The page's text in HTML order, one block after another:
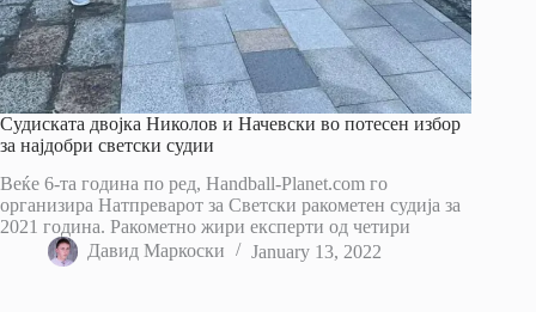
Судиската двојка Николов и Начевски во потесен избор
за најдобри светски судии
Веќе 6-та година по ред, Handball-Planet.com го
организира Натпреварот за Светски ракометен судија за
2021 година. Ракометно жири експерти од четири
Давид Маркоски
January 13, 2022